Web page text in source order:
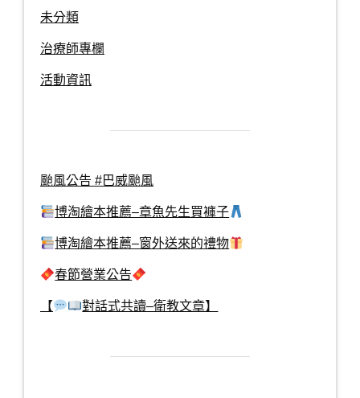
未分類
治療師專欄
活動資訊
颱風公告 #巴威颱風
博淘繪本推薦–章魚先生買褲子
博淘繪本推薦–窗外送來的禮物
春節營業公告
【 對話式共讀–衛教文章】